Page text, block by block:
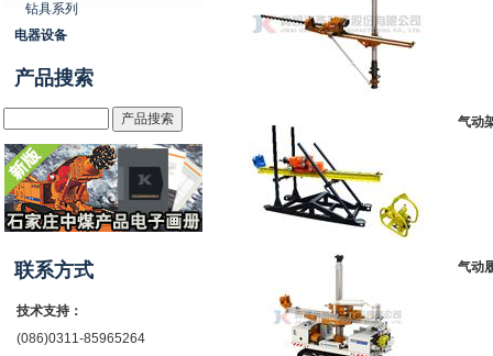
钻具系列
电器设备
产品搜索
联系方式
技术支持：
(086)0311-85965264
气动
气动